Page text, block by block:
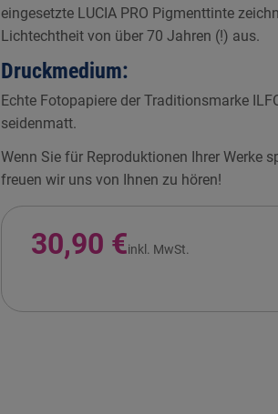
eingesetzte LUCIA PRO Pigmenttinte
Lichtechtheit von über 70 Jahren (!) aus.
Druckmedium:
Echte Fotopapiere der Traditionsmarke
seidenmatt.
Wenn Sie für Reproduktionen Ihrer Werke
freuen wir uns von Ihnen zu hören!
30,90 €inkl. MwSt.